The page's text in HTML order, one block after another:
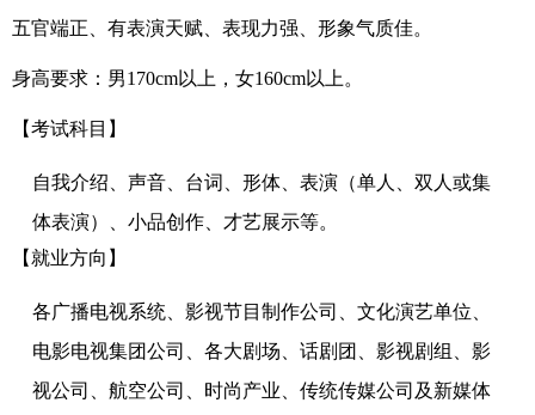
五官端正、有表演天赋、表现力强、形象气质佳。
身高要求：男170cm以上，女160cm以上。
【考试科目】
自我介绍、声音、台词、形体、表演（单人、双人或集
体表演）、小品创作、才艺展示等。
【就业方向 】
各广播电视系统、影视节目制作公司、文化演艺单位、
电影电视集团公司、各大剧场、话剧团、影视剧组、影
视公司、航空公司、时尚产业、传统传媒公司及新媒体